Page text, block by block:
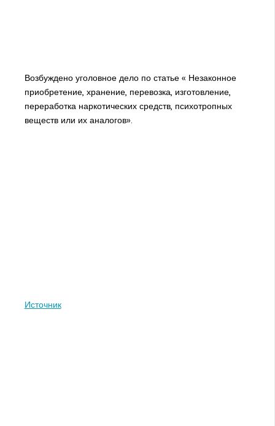
Возбуждено уголовное дело по статье « Незаконное
приобретение, хранение, перевозка, изготовление,
переработка наркотических средств, психотропных
веществ или их аналогов».
Источник